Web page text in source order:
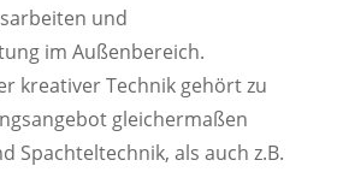
und
im Außenbereich.
kreativer Technik gehört zu
gleichermaßen
Spachteltechnik, als auch z.B.